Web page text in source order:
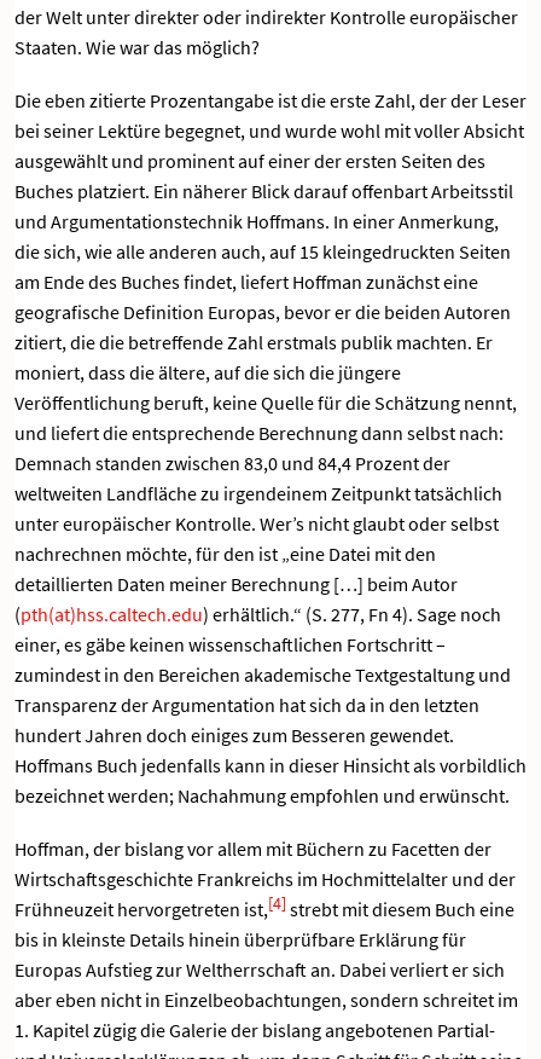
der Welt unter direkter oder indirekter Kontrolle europäischer
Staaten. Wie war das möglich?
Die eben zitierte Prozentangabe ist die erste Zahl, der der Leser
bei seiner Lektüre begegnet, und wurde wohl mit voller Absicht
ausgewählt und prominent auf einer der ersten Seiten des
Buches platziert. Ein näherer Blick darauf offenbart Arbeitsstil
und Argumentationstechnik Hoffmans. In einer Anmerkung,
die sich, wie alle anderen auch, auf 15 kleingedruckten Seiten
am Ende des Buches findet, liefert Hoffman zunächst eine
geografische Definition Europas, bevor er die beiden Autoren
zitiert, die die betreffende Zahl erstmals publik machten. Er
moniert, dass die ältere, auf die sich die jüngere
Veröffentlichung beruft, keine Quelle für die Schätzung nennt,
und liefert die entsprechende Berechnung dann selbst nach:
Demnach standen zwischen 83,0 und 84,4 Prozent der
weltweiten Landfläche zu irgendeinem Zeitpunkt tatsächlich
unter europäischer Kontrolle. Wer’s nicht glaubt oder selbst
nachrechnen möchte, für den ist „eine Datei mit den
detaillierten Daten meiner Berechnung […] beim Autor
(pth(at)hss.caltech.edu) erhältlich.“ (S. 277, Fn 4). Sage noch
einer, es gäbe keinen wissenschaftlichen Fortschritt –
zumindest in den Bereichen akademische Textgestaltung und
Transparenz der Argumentation hat sich da in den letzten
hundert Jahren doch einiges zum Besseren gewendet.
Hoffmans Buch jedenfalls kann in dieser Hinsicht als vorbildlich
bezeichnet werden; Nachahmung empfohlen und erwünscht.
Hoffman, der bislang vor allem mit Büchern zu Facetten der
Wirtschaftsgeschichte Frankreichs im Hochmittelalter und der
Frühneuzeit hervorgetreten ist,[4] strebt mit diesem Buch eine
bis in kleinste Details hinein überprüfbare Erklärung für
Europas Aufstieg zur Weltherrschaft an. Dabei verliert er sich
aber eben nicht in Einzelbeobachtungen, sondern schreitet im
1. Kapitel zügig die Galerie der bislang angebotenen Partial-